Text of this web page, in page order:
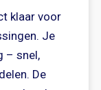
klaar voor
Je
– snel,
De